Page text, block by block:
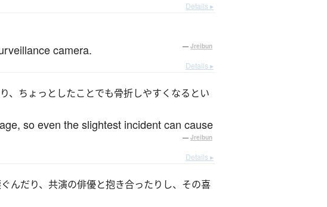
Details ▸
camera. — Jreibun
Details ▸
、ちょっとしたことでも骨折しやすくなるとい
so even the slightest incident can cause
— Jreibun
Details ▸
んだり、共演の俳優と抱き合ったりし、その喜